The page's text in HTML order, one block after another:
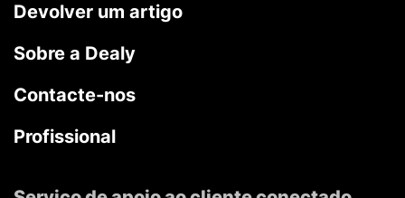
Devolver um artigo
Sobre a Dealy
Contacte-nos
Profissional